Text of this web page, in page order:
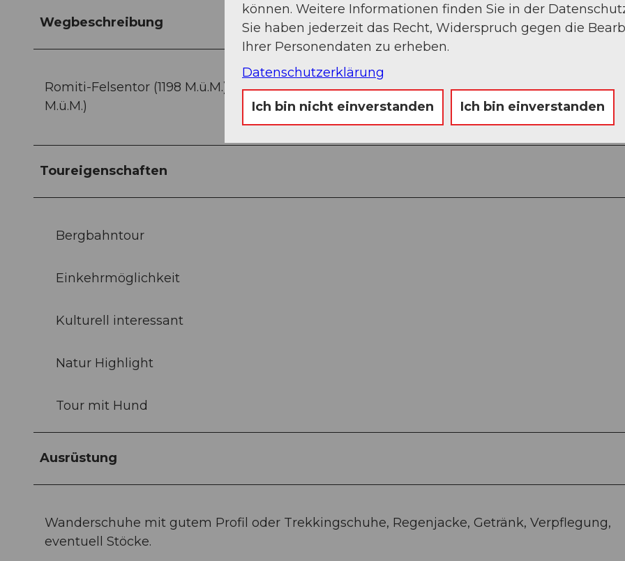
Wegbeschreibung
Romiti-Felsentor (1198 M.ü.M.) - Oberebnet (1168 M.ü.M) - Rigi First (1453 M.ü.M.) - Rigi Kaltbad
M.ü.M.)
Toureigenschaften
Bergbahntour
Einkehrmöglichkeit
Kulturell interessant
Natur Highlight
Tour mit Hund
Ausrüstung
Wanderschuhe mit gutem Profil oder Trekkingschuhe, Regenjacke, Getränk, Verpflegung,
eventuell Stöcke.
können. Weitere Informationen finden Sie in der
Sie haben jederzeit das Recht, Widerspruch gegen die
Ihrer Personendaten zu erheben.
Datenschutzerklärung
Ich bin nicht einverstanden Ich bin einverstanden